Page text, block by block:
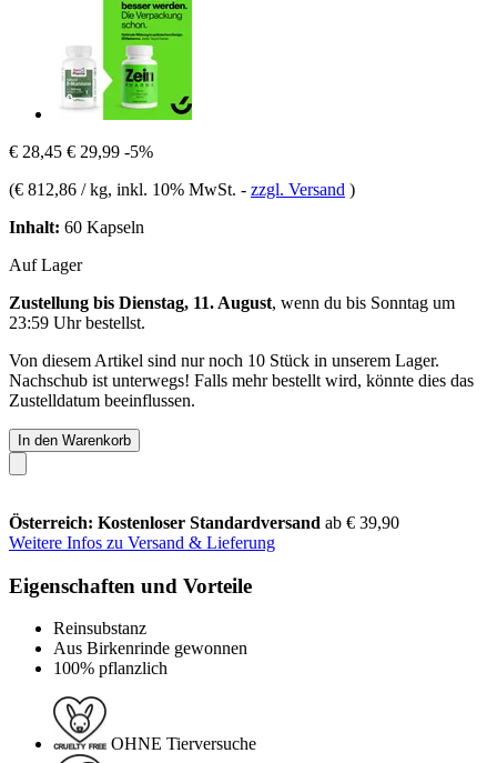
€ 28,45 € 29,99 -5%
(€ 812,86 / kg, inkl. 10% MwSt. - zzgl. Versand )
Inhalt: 60 Kapseln
Auf Lager
Zustellung bis Dienstag, 11. August, wenn du bis Sonntag um
23:59 Uhrbestellst.
Von diesem Artikel sind nur noch 10 Stück in unserem Lager.
Nachschub ist unterwegs! Falls mehr bestellt wird, könnte dies das
Zustelldatum beeinflussen.
In den Warenkorb
Österreich: Kostenloser Standardversand ab € 39,90
Weitere Infos zu Versand & Lieferung
Eigenschaften und Vorteile
Reinsubstanz
Aus Birkenrinde gewonnen
100% pflanzlich
OHNE Tierversuche